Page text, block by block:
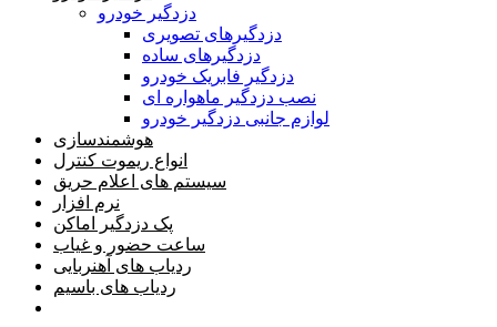
دزدگیر خودرو
دزدگیرهای تصویری
دزدگیرهای ساده
دزدگیر فابریک خودرو
نصب دزدگیر ماهواره ای
لوازم جانبی دزدگیر خودرو
هوشمندسازی
انواع ریموت کنترل
سیستم های اعلام حریق
نرم افزار
پک دزدگیر اماکن
ساعت حضور و غیاب
ردیاب های آهنربایی
ردیاب های باسیم